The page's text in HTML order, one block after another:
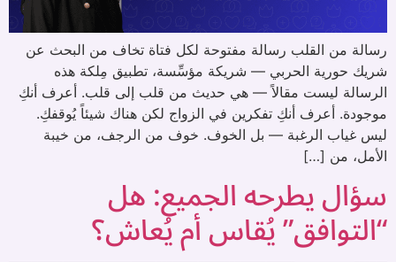
رسالة من القلب رسالة مفتوحة لكل فتاة تخاف من البحث عن
شريك حورية الحربي — شريكة مؤسِّسة، تطبيق مِلكة هذه
الرسالة ليست مقالاً — هي حديث من قلب إلى قلب. أعرف أنكِ
موجودة. أعرف أنكِ تفكرين في الزواج لكن هناك شيئاً يُوقفكِ.
ليس غياب الرغبة — بل الخوف. خوف من الرجف، من خيبة
الأمل، من […]
سؤال يطرحه الجميع: هل
“التوافق” يُقاس أم يُعاش؟